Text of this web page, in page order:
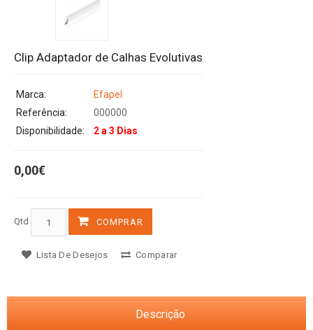
Clip Adaptador de Calhas Evolutivas
Marca:
Efapel
Referência:
000000
Disponibilidade:
2 a 3 Dias
0,00€
Qtd COMPRAR
Lista De Desejos Comparar
Descrição